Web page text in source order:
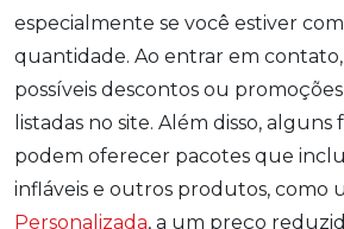
especialmente se você estiver
quantidade. Ao entrar em
possíveis descontos ou
listadas no site. Além disso,
podem oferecer pacotes que
infláveis e outros produtos, como
Personalizada, a um preço